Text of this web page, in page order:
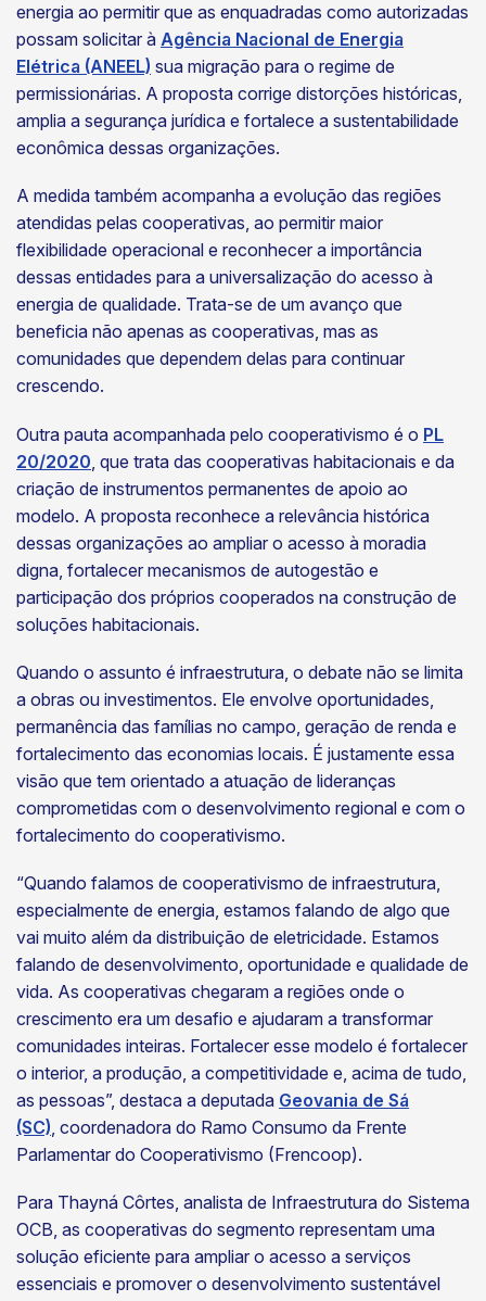
energia ao permitir que as enquadradas como autorizadas
possam solicitar à Agência Nacional de Energia
Elétrica (ANEEL) sua migração para o regime de
permissionárias. A proposta corrige distorções históricas,
amplia a segurança jurídica e fortalece a sustentabilidade
econômica dessas organizações.
A medida também acompanha a evolução das regiões
atendidas pelas cooperativas, ao permitir maior
flexibilidade operacional e reconhecer a importância
dessas entidades para a universalização do acesso à
energia de qualidade. Trata-se de um avanço que
beneficia não apenas as cooperativas, mas as
comunidades que dependem delas para continuar
crescendo.
Outra pauta acompanhada pelo cooperativismo é o PL
20/2020 , que trata das cooperativas habitacionais e da
criação de instrumentos permanentes de apoio ao
modelo. A proposta reconhece a relevância histórica
dessas organizações ao ampliar o acesso à moradia
digna, fortalecer mecanismos de autogestão e
participação dos próprios cooperados na construção de
soluções habitacionais.
Quando o assunto é infraestrutura, o debate não se limita
a obras ou investimentos. Ele envolve oportunidades,
permanência das famílias no campo, geração de renda e
fortalecimento das economias locais. É justamente essa
visão que tem orientado a atuação de lideranças
comprometidas com o desenvolvimento regional e com o
fortalecimento do cooperativismo.
“Quando falamos de cooperativismo de infraestrutura,
especialmente de energia, estamos falando de algo que
vai muito além da distribuição de eletricidade. Estamos
falando de desenvolvimento, oportunidade e qualidade de
vida. As cooperativas chegaram a regiões onde o
crescimento era um desafio e ajudaram a transformar
comunidades inteiras. Fortalecer esse modelo é fortalecer
o interior, a produção, a competitividade e, acima de tudo,
as pessoas”, destaca a deputada Geovania de Sá
(SC), coordenadora do Ramo Consumo da Frente
Parlamentar do Cooperativismo (Frencoop).
Para Thayná Côrtes, analista de Infraestrutura do Sistema
OCB, as cooperativas do segmento representam uma
solução eficiente para ampliar o acesso a serviços
essenciais e promover o desenvolvimento sustentável